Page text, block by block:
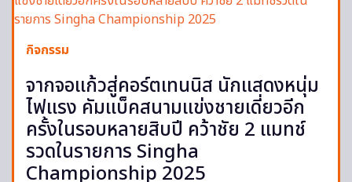
กิจกรรม
จากจอแก้วสู่คอร์ตเทนนิส นักแสดงหนุ่ม
ไฟแรง คัมแบ็คสนามแข่งชายเดี่ยวอีก
ครั้งในรอบหลายสิบปี คว้าชัย 2 แมทช์
รวดในรายการ Singha
Championship 2025